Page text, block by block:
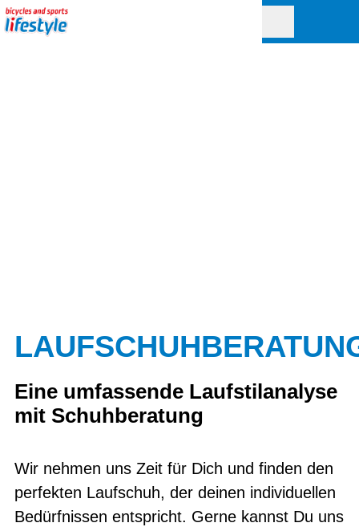
Eine umfassende Laufstilanalyse
mit Schuhberatung
Wir nehmen uns Zeit für Dich und finden den
perfekten Laufschuh, der deinen individuellen
Bedürfnissen entspricht. Gerne kannst Du uns